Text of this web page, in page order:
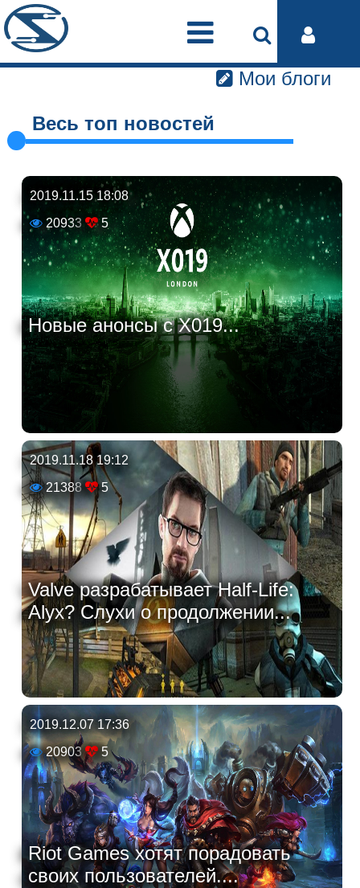
Мои блоги
Весь топ новостей
2019.11.15 18:08
20933
5
Новые анонсы с X019...
2019.11.18 19:12
21388
5
Valve разрабатывает Half-Life:
Alyx? Слухи о продолжении...
2019.12.07 17:36
20903
5
Riot Games хотят порадовать
своих пользователей....